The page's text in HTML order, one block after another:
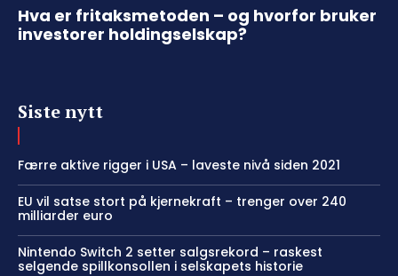
Hva er fritaksmetoden – og hvorfor bruker
investorer holdingselskap?
Siste nytt
Færre aktive rigger i USA – laveste nivå siden 2021
EU vil satse stort på kjernekraft – trenger over 240
milliarder euro
Nintendo Switch 2 setter salgsrekord – raskest
selgende spillkonsollen i selskapets historie